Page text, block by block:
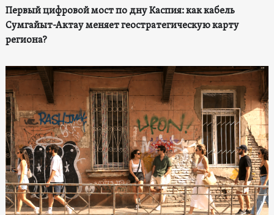
Первый цифровой мост по дну Каспия: как кабель
Сумгайыт-Актау меняет геостратегическую карту
региона?